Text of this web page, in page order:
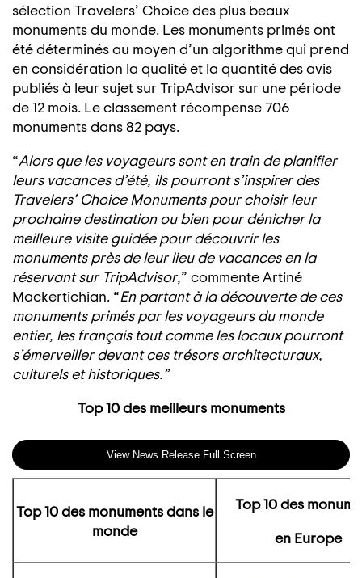
sélection Travelers’ Choice des plus beaux
monuments du monde. Les monuments primés ont
été déterminés au moyen d’un algorithme qui prend
en considération la qualité et la quantité des avis
publiés à leur sujet sur TripAdvisor sur une période
de 12 mois. Le classement récompense 706
monuments dans 82 pays.
“Alors que les voyageurs sont en train de planifier
leurs vacances d’été, ils pourront s’inspirer des
Travelers’ Choice Monuments pour choisir leur
prochaine destination ou bien pour dénicher la
meilleure visite guidée pour découvrir les
monuments près de leur lieu de vacances en la
réservant sur TripAdvisor,” commente Artiné
Mackertichian. “En partant à la découverte de ces
monuments primés par les voyageurs du monde
entier, les français tout comme les locaux pourront
s’émerveiller devant ces trésors architecturaux,
culturels et historiques.”
Top 10 des meilleurs monuments
View News Release Full Screen
Top 10 des monuments dans le
monde
Top 10 des
en Europe